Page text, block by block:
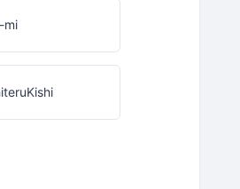
mi